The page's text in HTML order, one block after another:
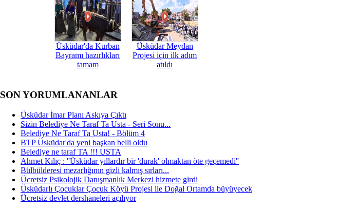
Üsküdar'da Kurban
Bayramı hazırlıkları
tamam
Üsküdar Meydan
Projesi için ilk adım
atıldı
SON YORUMLANANLAR
Üsküdar İmar Planı Askıya Çıktı
Sizin Belediye Ne Taraf Ta Usta - Seri Sonu...
Belediye Ne Taraf Ta Usta! - Bölüm 4
BTP Üsküdar'da yeni başkan belli oldu
Belediye ne taraf TA !!! USTA
Ahmet Kılıç : ''Üsküdar yıllardır bir 'durak' olmaktan öte geçemedi''
Bülbülderesi mezarlığının gizli kalmış sırları...
Ücretsiz Psikolojik Danışmanlık Merkezi hizmete girdi
Üsküdarlı Çocuklar Çocuk Köyü Projesi ile Doğal Ortamda büyüyecek
Ücretsiz devlet dershaneleri açılıyor